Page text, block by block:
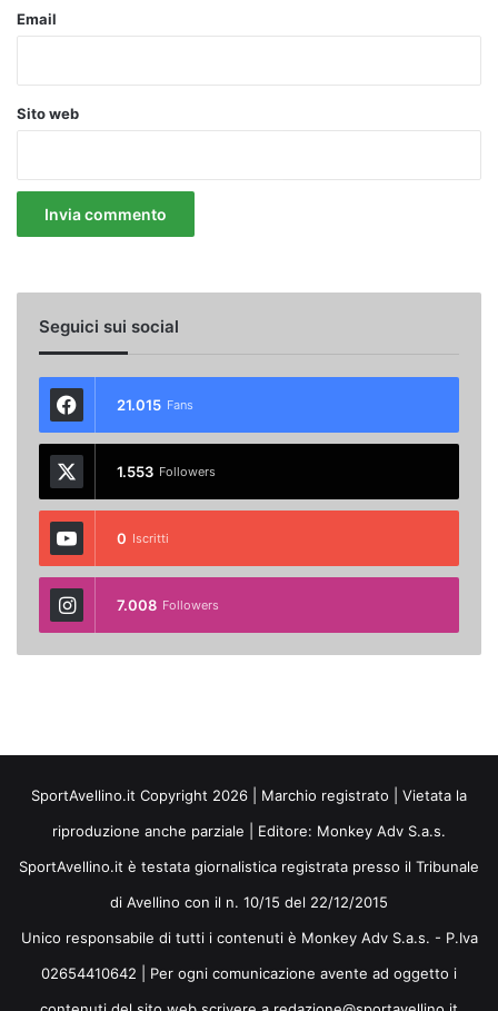
Email
Sito web
Seguici sui social
21.015 Fans
1.553 Followers
0 Iscritti
7.008 Followers
SportAvellino.it Copyright 2026 | Marchio registrato | Vietata la
riproduzione anche parziale | Editore: Monkey Adv S.a.s.
SportAvellino.it è testata giornalistica registrata presso il Tribunale
di Avellino con il n. 10/15 del 22/12/2015
Unico responsabile di tutti i contenuti è Monkey Adv S.a.s. - P.Iva
02654410642 | Per ogni comunicazione avente ad oggetto i